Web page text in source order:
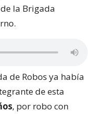
la Brigada
de Robos ya había
de esta
, por robo con